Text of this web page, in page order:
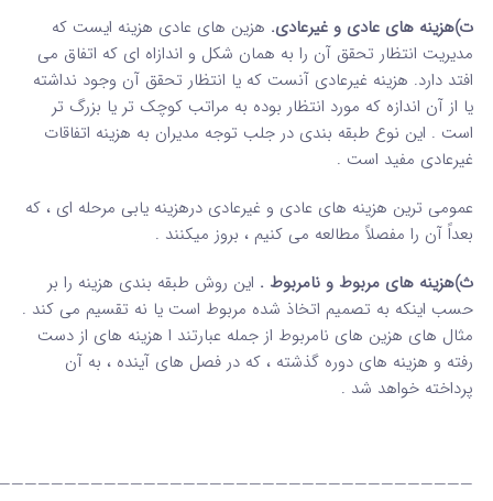
ت)هزینه های عادی و غیرعادی. هزین های عادی هزینه ایست که
مدیریت انتظار تحقق آن را به همان شکل و اندازاه ای که اتفاق می
افتد دارد. هزینه غیرعادی آنست که یا انتظار تحقق آن وجود نداشته
یا از آن اندازه که مورد انتظار بوده به مراتب کوچک تر یا بزرگ تر
است . این نوع طبقه بندی در جلب توجه مدیران به هزینه اتفاقات
غیرعادی مفید است .
عمومی ترین هزینه های عادی و غیرعادی درهزینه یابی مرحله ای ، که
بعداً آن را مفصلاً مطالعه می کنیم ، بروز میکنند .
ث)هزینه های مربوط و نامربوط . این روش طبقه بندی هزینه را بر
حسب اینکه به تصمیم اتخاذ شده مربوط است یا نه تقسیم می کند .
مثال های هزین های نامربوط از جمله عبارتند ا هزینه های از دست
رفته و هزینه های دوره گذشته ، که در فصل های آینده ، به آن
پرداخته خواهد شد .